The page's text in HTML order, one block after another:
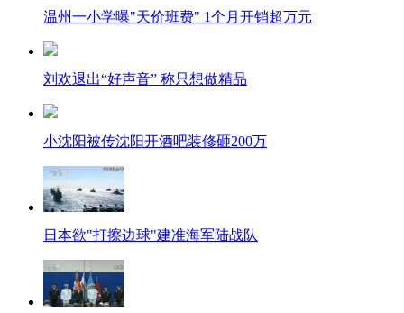
温州一小学曝"天价班费" 1个月开销超万元
刘欢退出“好声音” 称只想做精品
小沈阳被传沈阳开酒吧装修砸200万
日本欲"打擦边球"建准海军陆战队